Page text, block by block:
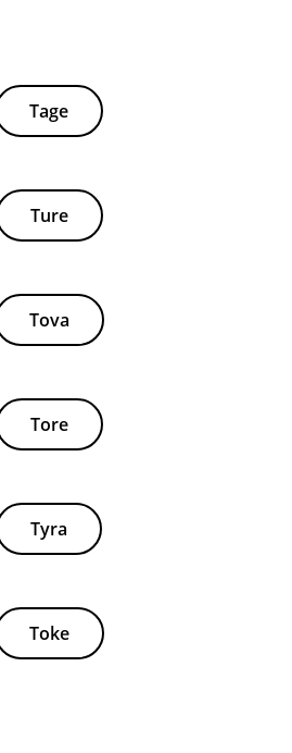
Tage
Ture
Tova
Tore
Tyra
Toke